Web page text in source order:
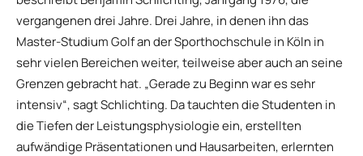
vergangenen drei Jahre. Drei Jahre, in denen ihn das
Master-Studium Golf an der Sporthochschule in Köln in
sehr vielen Bereichen weiter, teilweise aber auch an seine
Grenzen gebracht hat. „Gerade zu Beginn war es sehr
intensiv“, sagt Schlichting. Da tauchten die Studenten in
die Tiefen der Leistungsphysiologie ein, erstellten
aufwändige Präsentationen und Hausarbeiten, erlernten